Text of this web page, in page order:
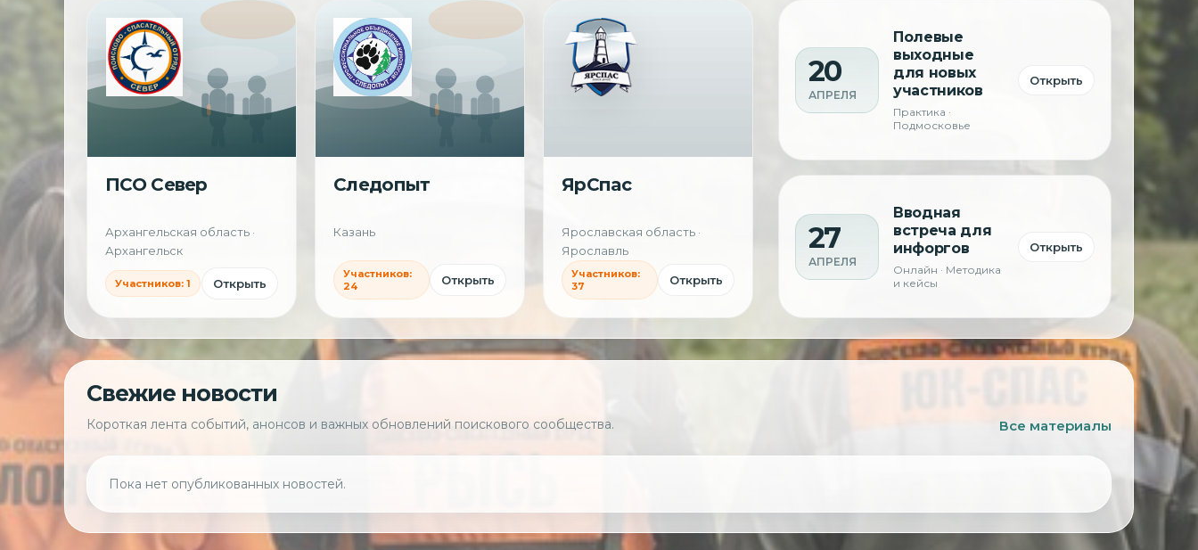
ПСО Север
Архангельская область ·
Архангельск
Участников: 1 Открыть
Следопыт
Казань
Участников:
24
Открыть
ЯрСпас
Ярославская область ·
Ярославль
Участников:
37
Открыть
20
АПРЕЛЯ
Полевые
выходные
для новых
участников
Практика ·
Подмосковье
Открыть
27
АПРЕЛЯ
Вводная
встреча для
инфоргов
Онлайн · Методика
и кейсы
Открыть
Свежие новости
Короткая лента событий, анонсов и важных обновлений поискового сообщества. Все материалы
Пока нет опубликованных новостей.